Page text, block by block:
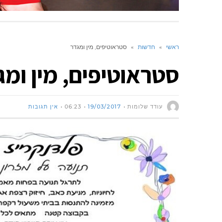
ראשי » חדשות » סטראוטיפים, מין ומגדר
סטראוטיפים, מין
עודד שלומות 19/03/2017
06:23 אין תגובות